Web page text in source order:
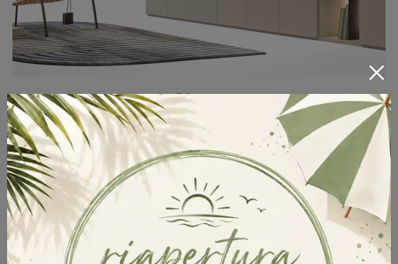
Nove
Cerchi un guardaroba Nove Tagliabue Mobili? Clicca subito! Gli armadi a muro con ante battenti ti attendono.